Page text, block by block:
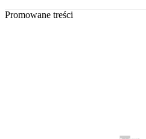
Promowane treści